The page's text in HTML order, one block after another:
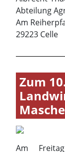
Zum
Am
und
„Spring“. -
um von
erkunden.